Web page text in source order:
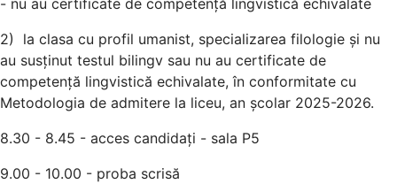
- nu au certificate de competență lingvistică echivalate
2) la clasa cu profil umanist, specializarea filologie și nu
au susținut testul bilingv sau nu au certificate de
competență lingvistică echivalate, în conformitate cu
Metodologia de admitere la liceu, an școlar 2025-2026.
8.30 - 8.45 - acces candidați - sala P5
9.00 - 10.00 - proba scrisă